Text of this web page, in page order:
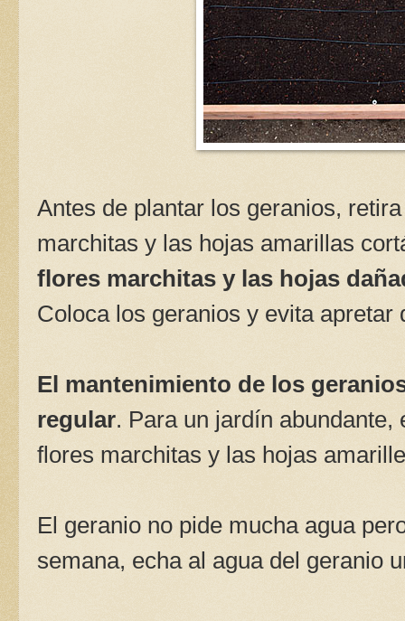
Antes de plantar los geranios,
marchitas y las hojas amarillas
flores marchitas y las hojas
Coloca los geranios y evita apretar
El mantenimiento de los
regular. Para un jardín
flores marchitas y las hojas
El geranio no pide mucha agua
semana, echa al agua del geranio